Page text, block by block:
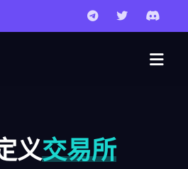
义交易所